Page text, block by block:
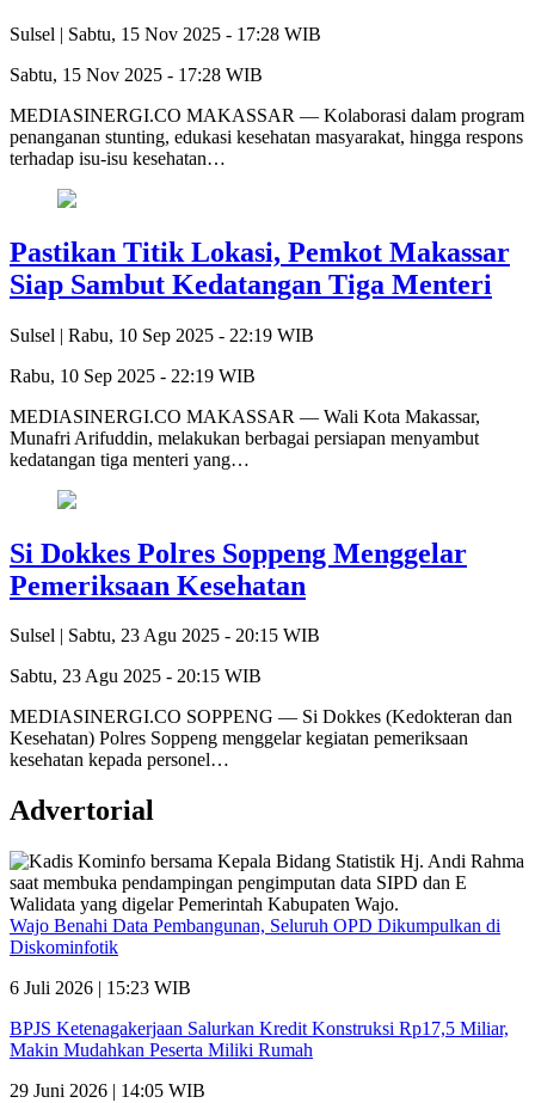
Sulsel | Sabtu, 15 Nov 2025 - 17:28 WIB
Sabtu, 15 Nov 2025 - 17:28 WIB
MEDIASINERGI.CO MAKASSAR — Kolaborasi dalam program
penanganan stunting, edukasi kesehatan masyarakat, hingga respons
terhadap isu-isu kesehatan…
Pastikan Titik Lokasi, Pemkot Makassar
Siap Sambut Kedatangan Tiga Menteri
Sulsel | Rabu, 10 Sep 2025 - 22:19 WIB
Rabu, 10 Sep 2025 - 22:19 WIB
MEDIASINERGI.CO MAKASSAR — Wali Kota Makassar,
Munafri Arifuddin, melakukan berbagai persiapan menyambut
kedatangan tiga menteri yang…
Si Dokkes Polres Soppeng Menggelar
Pemeriksaan Kesehatan
Sulsel | Sabtu, 23 Agu 2025 - 20:15 WIB
Sabtu, 23 Agu 2025 - 20:15 WIB
MEDIASINERGI.CO SOPPENG — Si Dokkes (Kedokteran dan
Kesehatan) Polres Soppeng menggelar kegiatan pemeriksaan
kesehatan kepada personel…
Advertorial
Wajo Benahi Data Pembangunan, Seluruh OPD Dikumpulkan di
Diskominfotik
6 Juli 2026 | 15:23 WIB
BPJS Ketenagakerjaan Salurkan Kredit Konstruksi Rp17,5 Miliar,
Makin Mudahkan Peserta Miliki Rumah
29 Juni 2026 | 14:05 WIB